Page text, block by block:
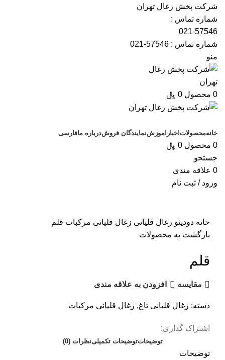
شرکت پخش زغال تهران
شماره تماس :
021-57546
شماره تماس : 57546-021
منو
0 محصول 0 ﷼
خانهمحصولات اخبار اموزشنمایندگان فروشدرباره مافارسی
0 محصول 0 ﷼
جستجو
0 علاقه مندی
ورود / ثبت نام
خانه دودینو زغال قلیانی زغال قلیانی مرکبات قلم
بازگشت به محصولات
قلم
مقایسه افزودن به علاقه مندی
دسته: زغال قلیانی تاغ, زغال قلیانی مرکبات
اشتراک گذاری:
توضیحاتتوضیحات تکمیلینظرات (0)
توضیحات